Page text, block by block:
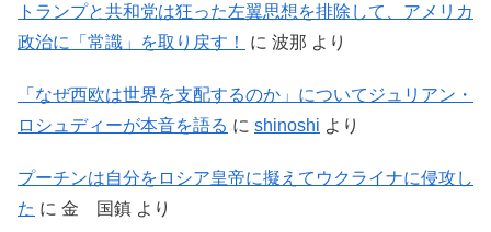
トランプと共和党は狂った左翼思想を排除して、アメリカ
政治に「常識」を取り戻す！
に 波那 より
「なぜ西欧は世界を支配するのか」についてジュリアン・
ロシュディーが本音を語る に shinoshi より
プーチンは自分をロシア皇帝に擬えてウクライナに侵攻し
た に 金 国鎮 より